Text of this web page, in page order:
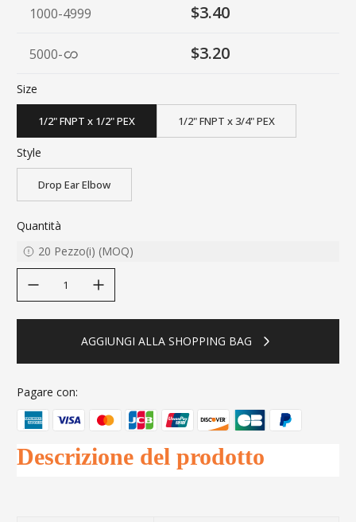
1000-4999 $3.40
5000- $3.20
Size
1/2" FNPT x 1/2" PEX 1/2" FNPT x 3/4" PEX
Style
Drop Ear Elbow
Quantità
20 Pezzo(i) (MOQ)
AGGIUNGI ALLA SHOPPING BAG
Pagare con:
Descrizione del prodotto